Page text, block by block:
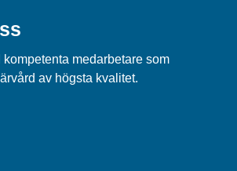
medarbetare som
av högsta kvalitet.